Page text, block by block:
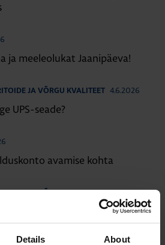
Details About
ja meeleolukat Jaanipäeva!
JA VÕRGU KVALITEET 4.6.2026
UPS-seade?
avamise kohta
20.4.2026
UPS: miks valida
GP 2.0?